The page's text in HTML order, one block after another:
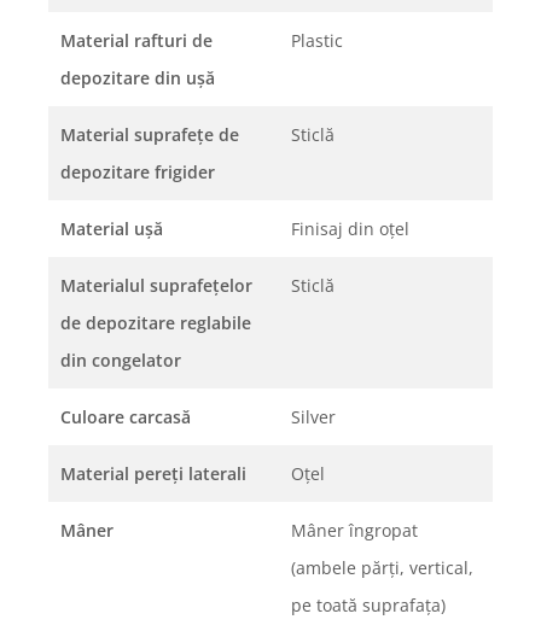
Material rafturi de
depozitare din uşă
Plastic
Material suprafeţe de
depozitare frigider
Sticlă
Material uşă Finisaj din oțel
Materialul suprafeţelor
de depozitare reglabile
din congelator
Sticlă
Culoare carcasă Silver
Material pereţi laterali Oţel
Mâner
Mâner îngropat
(ambele părți, vertical,
pe toată suprafața)